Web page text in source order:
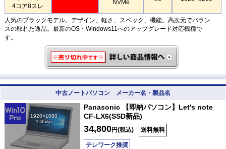
4コア8スレ
NVMe
人気のブラックモデル。デザイン、軽さ、スペック、機能。高次元でバラン
スの取れた逸品。最新のOS・Windows11へのアップグレード対応機種で
す。
中古ノートパソコン メーカー名・製品名
1920×1080
1.35kg
Panasonic 【即納パソコン】Let's note
CF-LX6(SSD新品)
34,800円(税込) 送料無料
テレワーク推奨